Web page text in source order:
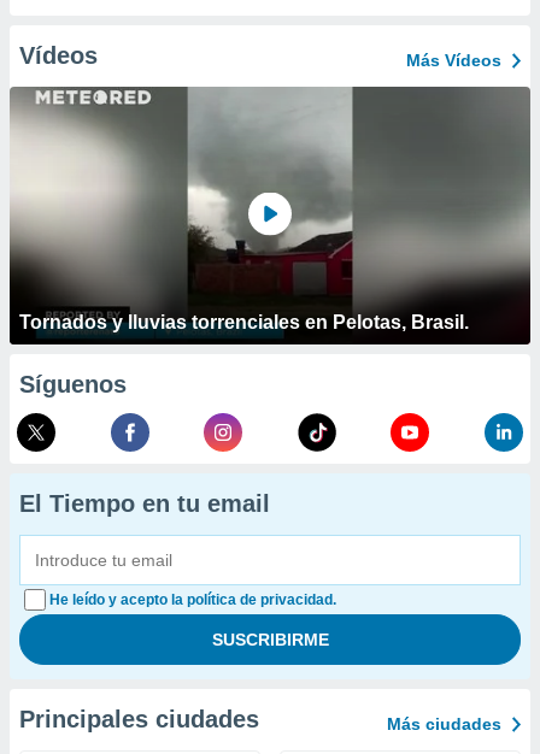
Vídeos Más Vídeos
Tornados y lluvias torrenciales en Pelotas, Brasil.
Síguenos
El Tiempo en tu email
He leído y acepto la política de privacidad.
Principales ciudades Más ciudades